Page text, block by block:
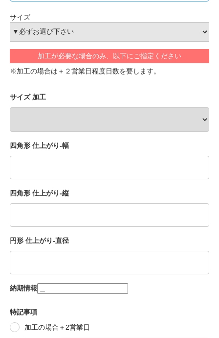
サイズ
加工が必要な場合のみ、以下にご指定ください
※加工の場合は＋２営業日程度日数を要します。
サイズ 加工
四角形 仕上がり-幅
四角形 仕上がり-縦
円形 仕上がり-直径
納期情報
特記事項
加工の場合＋2営業日